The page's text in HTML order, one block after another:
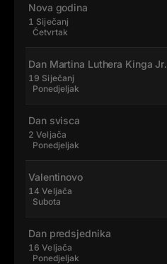
1 Siječanj
Četvrtak
Nova godina
19 Siječanj
Ponedjeljak
Dan Martina Luthera Kinga Jr.
2 Veljača
Ponedjeljak
Dan svisca
14 Veljača
Subota
Valentinovo
16 Veljača
Ponedjeljak
Dan predsjednika